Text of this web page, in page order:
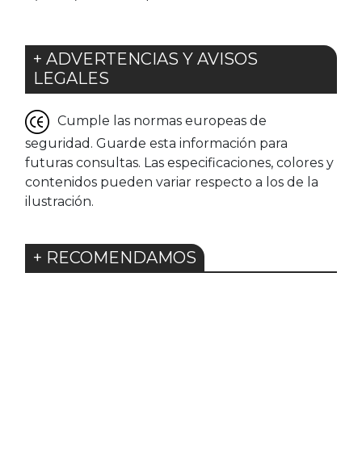
+ ADVERTENCIAS Y AVISOS
LEGALES
Cumple las normas europeas de
seguridad. Guarde esta información para
futuras consultas. Las especificaciones, colores y
contenidos pueden variar respecto a los de la
ilustración.
+ RECOMENDAMOS